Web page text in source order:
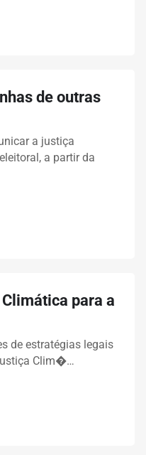
de outras
a justiça
a partir da
para a
de estratégias legais
Clim�…